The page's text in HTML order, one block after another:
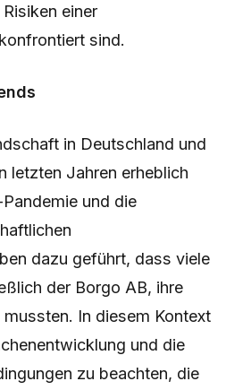
einer
sind.
in Deutschland und
letzten Jahren erheblich
und die
dazu geführt, dass viele
der Borgo AB, ihre
In diesem Kontext
und die
zu beachten, die